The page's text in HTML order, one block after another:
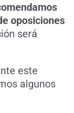
oposiciones
será
este
algunos